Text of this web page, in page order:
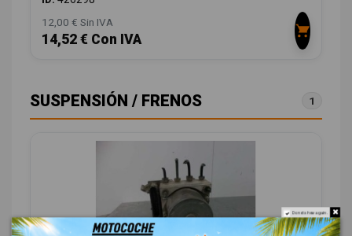
12,00 € Sin IVA
14,52 € Con IVA
SUSPENSIÓN / FRENOS 1
Do not show again.